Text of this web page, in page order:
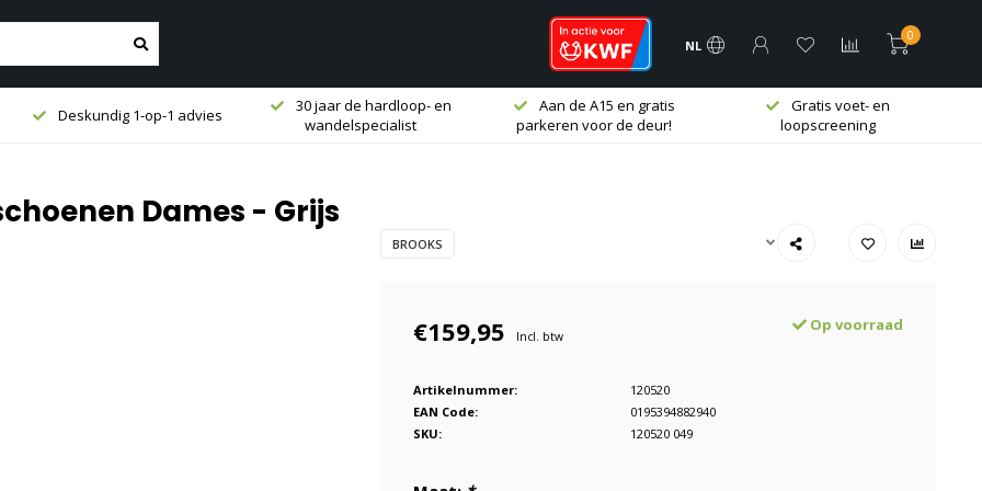
NL
0
Deskundig 1-op-1 advies
30 jaar de hardloop- en
wandelspecialist
Aan de A15 en gratis
parkeren voor de deur!
Gratis voet- en
loopscreening
Dames - Grijs
BROOKS
€159,95 Incl. btw
Op voorraad
Artikelnummer:
120520
EAN Code:
0195394882940
SKU:
120520 049